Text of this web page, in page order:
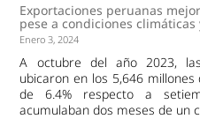
Exportaciones peruanas
pese a condiciones
Enero 3, 2024
A octubre del año 2023,
ubicaron en los 5,646
de 6.4% respecto a
acumulaban dos meses de un